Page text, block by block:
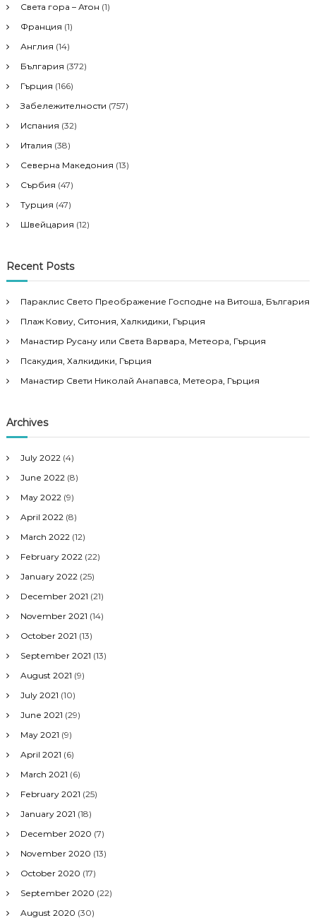
Света гора – Атон (1)
Франция (1)
Англия (14)
България (372)
Гърция (166)
Забележителности (757)
Испания (32)
Италия (38)
Северна Македония (13)
Сърбия (47)
Турция (47)
Швейцария (12)
Recent Posts
Параклис Свето Преображение Господне на Витоша, България
Плаж Ковиу, Ситония, Халкидики, Гърция
Манастир Русану или Света Варвара, Метеора, Гърция
Псакудия, Халкидики, Гърция
Манастир Свети Николай Анапавса, Метеора, Гърция
Archives
July 2022 (4)
June 2022 (8)
May 2022 (9)
April 2022 (8)
March 2022 (12)
February 2022 (22)
January 2022 (25)
December 2021 (21)
November 2021 (14)
October 2021 (13)
September 2021 (13)
August 2021 (9)
July 2021 (10)
June 2021 (29)
May 2021 (9)
April 2021 (6)
March 2021 (6)
February 2021 (25)
January 2021 (18)
December 2020 (7)
November 2020 (13)
October 2020 (17)
September 2020 (22)
August 2020 (30)